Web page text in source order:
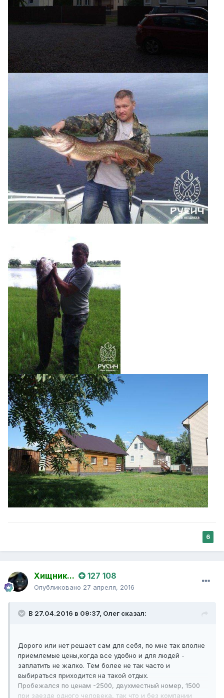
6
Хищник... 127 108
Опубликовано 27 апреля, 2016
В 27.04.2016 в 09:37, Олег сказал:
Дорого или нет решает сам для себя, по мне так вполне
приемлемые цены,когда все удобно и для людей -
заплатить не жалко. Тем более не так часто и
выбираться приходится на такой отдых.
Пробежался по ценам -2500, двухместный номер, 1500
при заезде одного человека, так что и без компании